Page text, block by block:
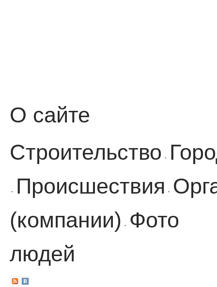
О сайте
Строительство ·
· Происшествия ·
(компании)
·
Фото
людей